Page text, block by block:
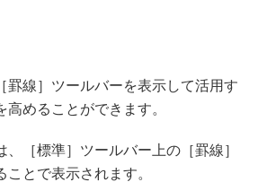
罫線］ツールバーを表示して活用す
めることができます。
、［標準］ツールバー上の［罫線］
とで表示されます。